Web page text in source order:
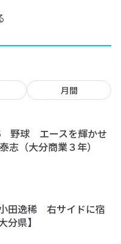
月間
野球 エースを輝かせ
志（大分商業３年）
田逸稀 右サイドに宿
県】